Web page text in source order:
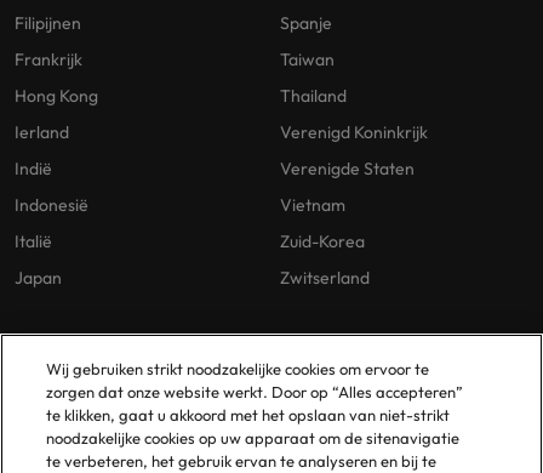
Filipijnen
Frankrijk
Hong Kong
Ierland
Indië
Indonesië
Italië
Japan
Spanje
Taiwan
Thailand
Verenigd Koninkrijk
Verenigde Staten
Vietnam
Zuid-Korea
Zwitserland
Our Policies
Privacybeleid
Cookies Policy
Vestigingen
Amsterdam
Eindhoven
Wij gebruiken strikt noodzakelijke cookies om ervoor te
zorgen dat onze website werkt. Door op “Alles accepteren”
te klikken, gaat u akkoord met het opslaan van niet-strikt
noodzakelijke cookies op uw apparaat om de sitenavigatie
te verbeteren, het gebruik ervan te analyseren en bij te